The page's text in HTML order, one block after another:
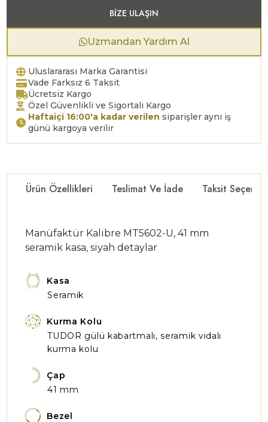
BIZE ULAŞIN
Uzmandan Yardım Al
Uluslararası Marka Garantisi
Vade Farksız 6 Taksit
Ücretsiz Kargo
Özel Güvenlikli ve Sigortalı Kargo
Haftaiçi 16:00'a kadar verilen siparişler aynı iş
günü kargoya verilir
Ürün Özellikleri Teslimat Ve İade Taksit
Manüfaktür Kalibre MT5602-U, 41 mm
seramik kasa, siyah detaylar
Kasa
Seramik
Kurma Kolu
TUDOR gülü kabartmalı, seramik vidalı
kurma kolu
Çap
41 mm
Bezel